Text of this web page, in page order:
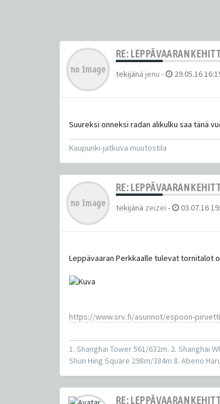
RE: LEPPÄVAARAN
tekijänä jenu - 29.05.16
Suureksi onneksi radan alikulku saa tänä
Kaupunki-jatkuva muutostila
RE: LEPPÄVAARAN
tekijänä zeizei - 03.07.16
Leppävaaran Perkkaalle tulevat tornitalot
https://www.srv.fi/asunnot/espoon-piruetti
1. Shanghai Tower 561/632m. 2. Shanghai
Shun Hing Square 298m/384m 8. Abeno
RE: LEPPÄVAARAN